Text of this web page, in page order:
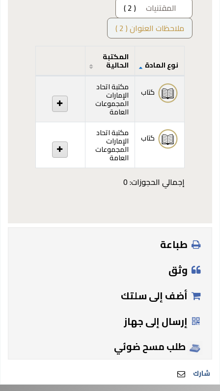
المقتنيات
( 2 )
ملاحظات العنوان ( 2 )
المقتنيات
نوع المادة
المكتبة
الحالية
كتاب مكتبة اتحاد
الإمارات
المجموعات
العامة
كتاب
مكتبة اتحاد
الإمارات
المجموعات
العامة
إجمالي الحجوزات: 0
طباعة
وثق
أضف إلى سلتك
إرسال إلى جهاز
طلب مسح ضوئي
شارك